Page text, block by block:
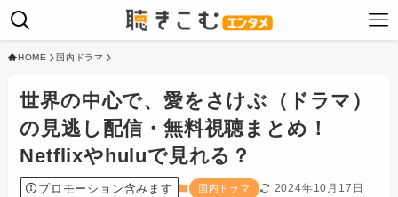
HOME 国内ドラマ
世界の中心で、愛をさけぶ（ドラマ）
の見逃し配信・無料視聴まとめ！
Netflixやhuluで見れる？
プロモーション含みます 国内ドラマ
2024年10月17日